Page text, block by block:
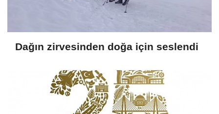
Dağın zirvesinden doğa için seslendi